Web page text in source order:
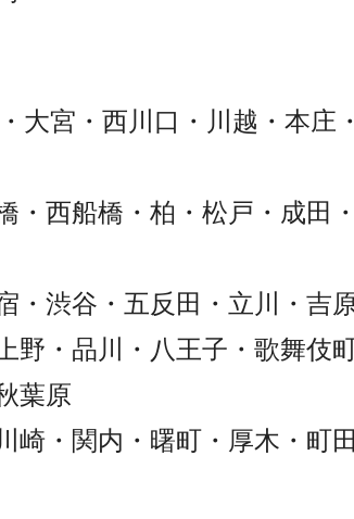
宮・西川口・川越・本庄
西船橋・柏・松戸・成田
渋谷・五反田・立川・吉
野・品川・八王子・歌舞伎
葉原
・関内・曙町・厚木・町